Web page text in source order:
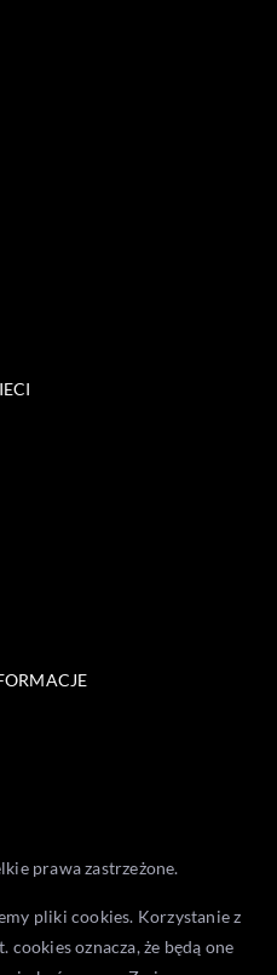
prawa zastrzeżone.
pliki cookies. Korzystanie z
oznacza, że będą one